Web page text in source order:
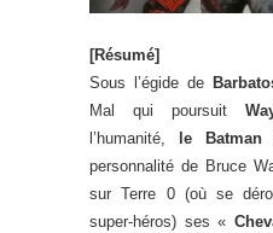
[Résumé]
Sous l’égide de
Mal qui poursuit
l’humanité,
le
personnalité de Bruce
sur Terre 0 (où se
super-héros) ses «